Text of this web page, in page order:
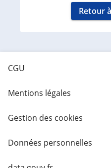
Retour
CGU
Mentions légales
Gestion des cookies
Données personnelles